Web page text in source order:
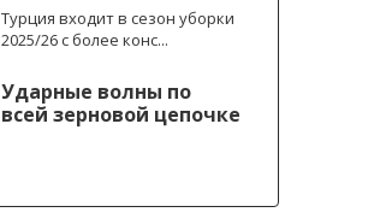
Турция входит в сезон уборки
2025/26 с более конс...
Ударные волны по
всей зерновой цепочке